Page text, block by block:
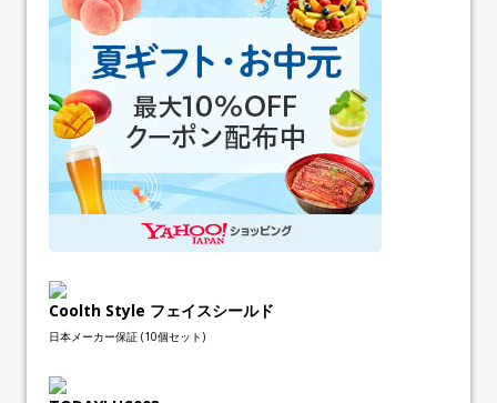
Coolth Style フェイスシールド
日本メーカー保証 (10個セット)